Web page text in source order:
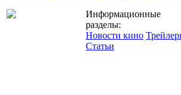
Информационные
разделы:
Новости кино
Статьи